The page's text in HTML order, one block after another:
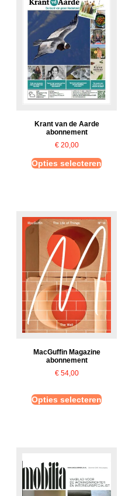
Krant van de Aarde
abonnement
€20,00
Opties selecteren
MacGuffin Magazine
abonnement
€54,00
Opties selecteren